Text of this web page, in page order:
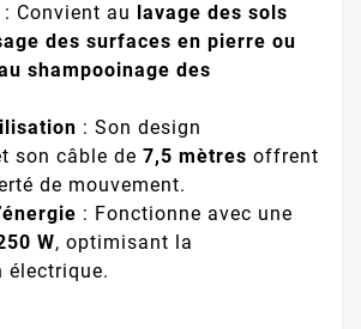
: Convient au
lavage des sols
des surfaces en pierre ou
shampooinage des
: Son design
son câble de 7,5 mètres offrent
de mouvement.
: Fonctionne avec une
W, optimisant la
électrique.